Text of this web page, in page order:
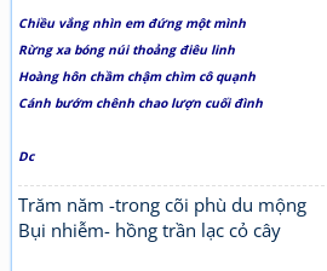
Chiều vắng nhìn em đứng một mình
Rừng xa bóng núi thoảng điêu linh
Hoàng hôn chầm chậm chìm cô quạnh
Cánh bướm chênh chao lượn cuối đình
Dc
Trăm năm -trong cõi phù du mộng
Bụi nhiễm- hồng trần lạc cỏ cây